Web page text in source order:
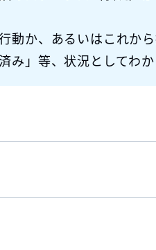
動か、あるいはこれか
」等、状況としてわか